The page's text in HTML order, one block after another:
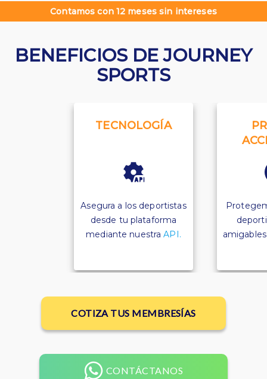
Contamos con 12 meses sin intereses
BENEFICIOS DE JOURNEY
SPORTS
TECNOLOGÍA
Asegura a los deportistas
desde tu plataforma
mediante nuestraAPI.
COTIZA TUS MEMBRESÍAS
CONTÁCTANOS